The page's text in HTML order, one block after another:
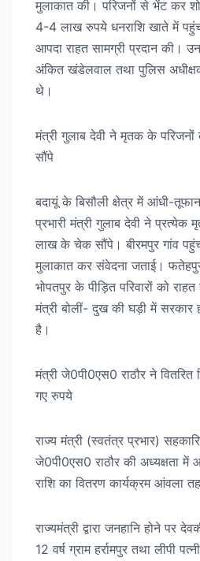
मुलाकात की। परिजनों से भेंट कर
4-4 लाख रुपये धनराशि खाते में
आपदा राहत सामग्री प्रदान की।
अंकित खंडेलवाल तथा पुलिस
थे।
मंत्री गुलाब देवी ने मृतक के
सौंपे
बदायूं के बिसौली क्षेत्र में आंधी-तूफान
प्रभारी मंत्री गुलाब देवी ने
लाख के चेक सौंपे। बीरमपुर गांव
मुलाकात कर संवेदना जताई।
भोपतपुर के पीड़ित परिवारों को राहत
मंत्री बोलीं- दुख की घड़ी में सरकार
है।
मंत्री जे0पी0एस0 राठौर ने
गए रुपये
राज्य मंत्री (स्वतंत्र प्रभार)
जे0पी0एस0 राठौर की अध्यक्षता
राशि का वितरण कार्यक्रम आंवला
राज्यमंत्री द्वारा जनहानि होने पर
12 वर्ष ग्राम हर्रामपुर तथा लीपी